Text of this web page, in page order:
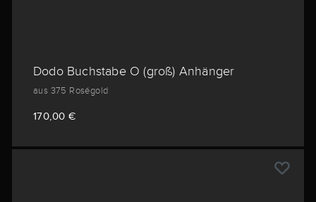
Dodo Buchstabe O (groß) Anhänger
aus 375 Roségold
170,00 €